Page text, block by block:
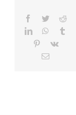
Facebook
Twitter
LinkedIn
Pinterest
Vk
Correo